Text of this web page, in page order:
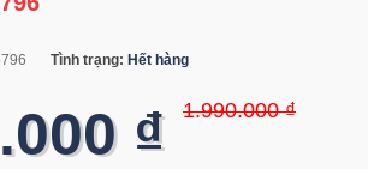
Tình trạng: Hết hàng
1.990.000 ₫
₫